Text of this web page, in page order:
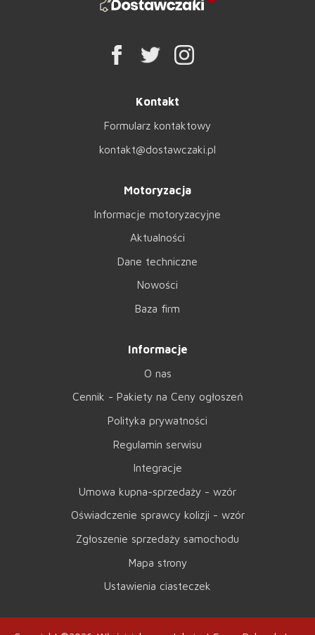
Kontakt
Formularz kontaktowy
kontakt@dostawczaki.pl
Motoryzacja
Informacje motoryzacyjne
Aktualności
Dane techniczne
Nowości
Baza firm
Informacje
O nas
Cennik - Pakiety na Ceny ogłoszeń
Polityka prywatności
Regulamin serwisu
Integracje
Umowa kupna-sprzedaży - wzór
Oświadczenie sprawcy kolizji - wzór
Zgłoszenie sprzedaży samochodu
Mapa strony
Ustawienia ciasteczek